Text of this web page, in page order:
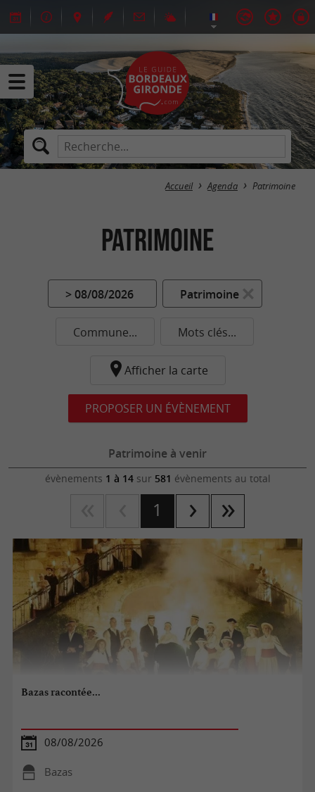
Accueil Agenda Patrimoine
Patrimoine
> 08/08/2026 Patrimoine
Commune... Mots clés...
Afficher la carte
PROPOSER UN ÉVÈNEMENT
Patrimoine à venir
évènements 1 à 14sur 581 évènements au total
1
Bazas racontée...
08/08/2026
Bazas